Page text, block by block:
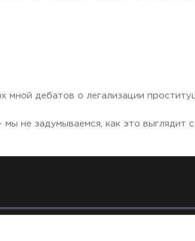
мной дебатов о легализации
не задумываемся, как это выглядит